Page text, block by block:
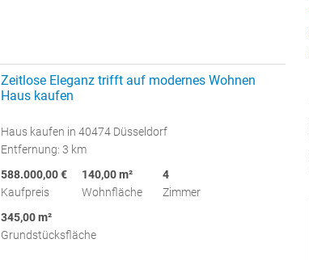
Zeitlose Eleganz trifft auf modernes Wohnen
Haus kaufen
Haus kaufen in 40474 Düsseldorf
Entfernung: 3 km
588.000,00 €
Kaufpreis
140,00 m²
Wohnfläche
4
Zimmer
345,00 m²
Grundstücksfläche